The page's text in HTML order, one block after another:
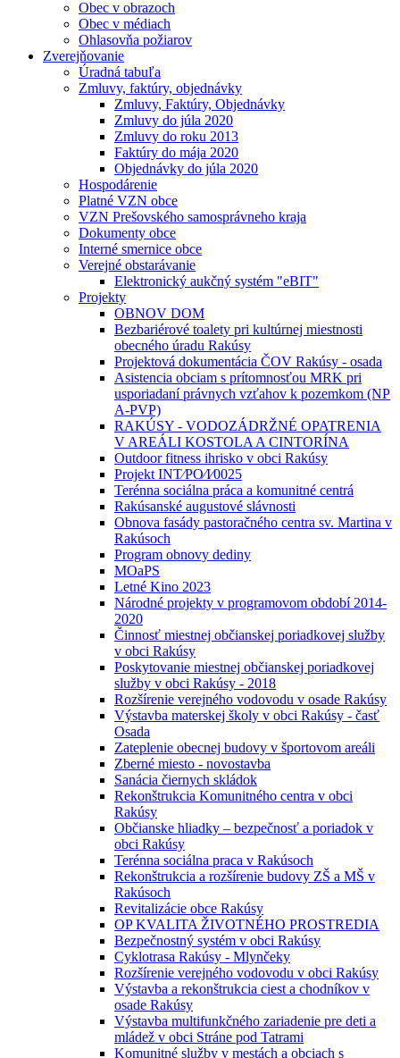
Obec v obrazoch
Obec v médiach
Ohlasovňa požiarov
Zverejňovanie
Úradná tabuľa
Zmluvy, faktúry, objednávky
Zmluvy, Faktúry, Objednávky
Zmluvy do júla 2020
Zmluvy do roku 2013
Faktúry do mája 2020
Objednávky do júla 2020
Hospodárenie
Platné VZN obce
VZN Prešovského samosprávneho kraja
Dokumenty obce
Interné smernice obce
Verejné obstarávanie
Elektronický aukčný systém "eBIT"
Projekty
OBNOV DOM
Bezbariérové toalety pri kultúrnej miestnosti
obecného úradu Rakúsy
Projektová dokumentácia ČOV Rakúsy - osada
Asistencia obciam s prítomnosťou MRK pri
usporiadaní právnych vzťahov k pozemkom (NP
A-PVP)
RAKÚSY - VODOZÁDRŽNÉ OPATRENIA
V AREÁLI KOSTOLA A CINTORÍNA
Outdoor fitness ihrisko v obci Rakúsy
Projekt INT⁄PO⁄I⁄0025
Terénna sociálna práca a komunitné centrá
Rakúsanské augustové slávnosti
Obnova fasády pastoračného centra sv. Martina v
Rakúsoch
Program obnovy dediny
MOaPS
Letné Kino 2023
Národné projekty v programovom období 2014-
2020
Činnosť miestnej občianskej poriadkovej služby
v obci Rakúsy
Poskytovanie miestnej občianskej poriadkovej
služby v obci Rakúsy - 2018
Rozšírenie verejného vodovodu v osade Rakúsy
Výstavba materskej školy v obci Rakúsy - časť
Osada
Zateplenie obecnej budovy v športovom areáli
Zberné miesto - novostavba
Sanácia čiernych skládok
Rekonštrukcia Komunitného centra v obci
Rakúsy
Občianske hliadky – bezpečnosť a poriadok v
obci Rakúsy
Terénna sociálna praca v Rakúsoch
Rekonštrukcia a rozšírenie budovy ZŠ a MŠ v
Rakúsoch
Revitalizácie obce Rakúsy
OP KVALITA ŽIVOTNÉHO PROSTREDIA
Bezpečnostný systém v obci Rakúsy
Cyklotrasa Rakúsy - Mlynčeky
Rozšírenie verejného vodovodu v obci Rakúsy
Výstavba a rekonštrukcia ciest a chodníkov v
osade Rakúsy
Výstavba multifunkčného zariadenie pre deti a
mládež v obci Stráne pod Tatrami
Komunitné služby v mestách a obciach s